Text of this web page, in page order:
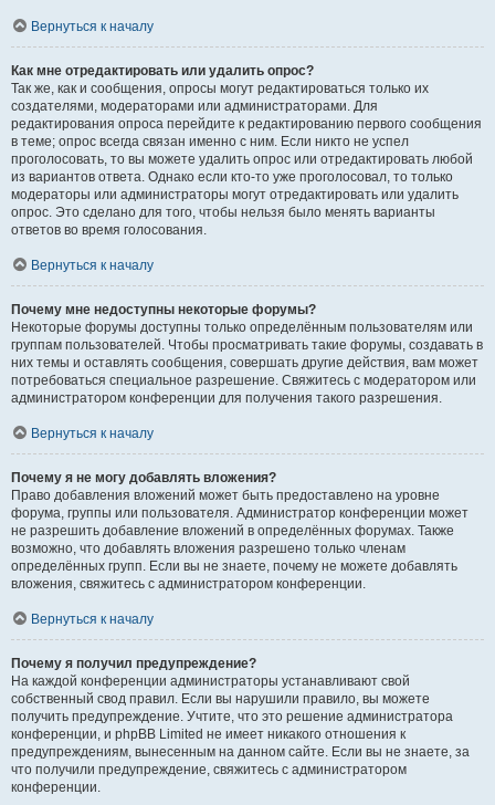
Вернуться к началу
Как мне отредактировать или удалить опрос?
Так же, как и сообщения, опросы могут редактироваться только их
создателями, модераторами или администраторами. Для
редактирования опроса перейдите к редактированию первого сообщения
в теме; опрос всегда связан именно с ним. Если никто не успел
проголосовать, то вы можете удалить опрос или отредактировать любой
из вариантов ответа. Однако если кто-то уже проголосовал, то только
модераторы или администраторы могут отредактировать или удалить
опрос. Это сделано для того, чтобы нельзя было менять варианты
ответов во время голосования.
Вернуться к началу
Почему мне недоступны некоторые форумы?
Некоторые форумы доступны только определённым пользователям или
группам пользователей. Чтобы просматривать такие форумы, создавать в
них темы и оставлять сообщения, совершать другие действия, вам может
потребоваться специальное разрешение. Свяжитесь с модератором или
администратором конференции для получения такого разрешения.
Вернуться к началу
Почему я не могу добавлять вложения?
Право добавления вложений может быть предоставлено на уровне
форума, группы или пользователя. Администратор конференции может
не разрешить добавление вложений в определённых форумах. Также
возможно, что добавлять вложения разрешено только членам
определённых групп. Если вы не знаете, почему не можете добавлять
вложения, свяжитесь с администратором конференции.
Вернуться к началу
Почему я получил предупреждение?
На каждой конференции администраторы устанавливают свой
собственный свод правил. Если вы нарушили правило, вы можете
получить предупреждение. Учтите, что это решение администратора
конференции, и phpBB Limited не имеет никакого отношения к
предупреждениям, вынесенным на данном сайте. Если вы не знаете, за
что получили предупреждение, свяжитесь с администратором
конференции.